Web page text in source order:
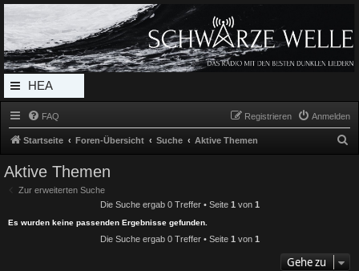
Radio Schwarze Welle Forum
Das Radio mit den Besten Dunklen Liedern
HEA
DERL
MEN
U
FAQ Anmelden
Registrieren
Startseite Foren-Übersicht Suche Aktive Themen
Aktive Themen
Zur erweiterten Suche
Die Suche ergab 0 Treffer • Seite 1 von 1
Es wurden keine passenden Ergebnisse gefunden.
Die Suche ergab 0 Treffer • Seite 1 von 1
Gehe zu